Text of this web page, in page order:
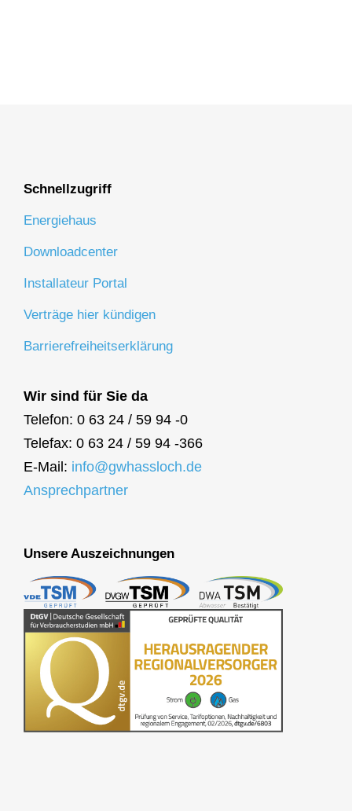
Schnellzugriff
Energiehaus
Downloadcenter
Installateur Portal
Verträge hier kündigen
Barrierefreiheitserklärung
Wir sind für Sie da
Telefon: 0 63 24 / 59 94 -0
Telefax: 0 63 24 / 59 94 -366
E-Mail: info@gwhassloch.de
Ansprechpartner
Unsere Auszeichnungen